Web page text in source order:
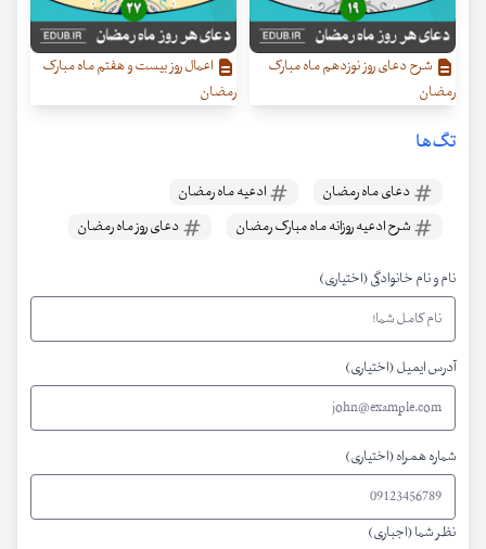
شرح دعای روز نوزدهم ماه مبارک
رمضان
اعمال روز بیست و هفتم ماه مبارک
رمضان
تگ‌ها
دعای ماه رمضان
ادعیه ماه رمضان
شرح ادعیه روزانه ماه مبارک رمضان
دعای روز ماه رمضان
نام و نام خانوادگی (اختیاری)
آدرس ایمیل (اختیاری)
شماره همراه (اختیاری)
نظر شما (اجباری)